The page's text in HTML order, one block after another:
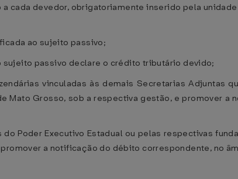
cada devedor, obrigatoriamente inserido pela
ao sujeito passivo;
passivo declare o crédito tributário devido;
vinculadas às demais Secretarias Adjuntas
Mato Grosso, sob a respectiva gestão, e promover
Poder Executivo Estadual ou pelas respectivas
a notificação do débito correspondente, no